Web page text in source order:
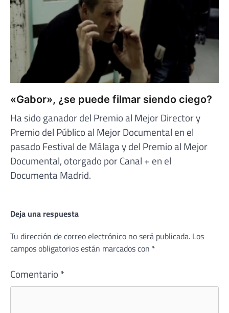
«Gabor», ¿se puede filmar siendo ciego?
Ha sido ganador del Premio al Mejor Director y
Premio del Público al Mejor Documental en el
pasado Festival de Málaga y del Premio al Mejor
Documental, otorgado por Canal + en el
Documenta Madrid.
Deja una respuesta
Tu dirección de correo electrónico no será publicada. Los
campos obligatorios están marcados con *
Comentario *